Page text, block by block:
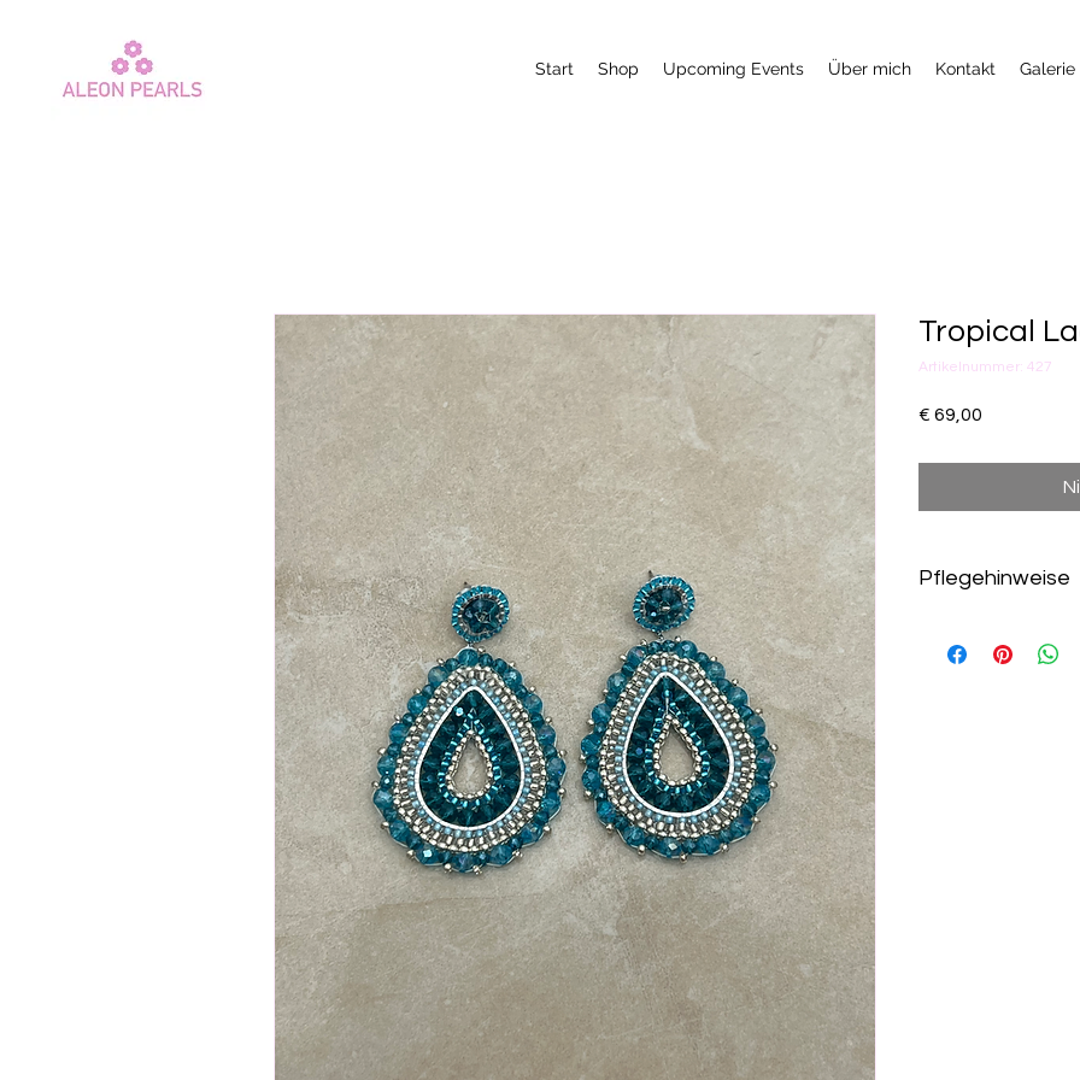
Start Shop Upcoming Events Über mich Kontakt Galerie
Tropical
Artikelnummer: 427
€ 69,00
Pflegehinweise
bewahren,